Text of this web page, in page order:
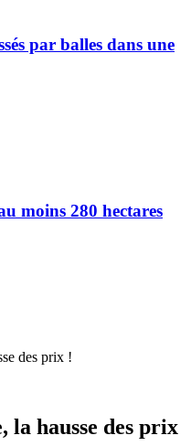
par balles dans une
moins 280 hectares
des prix !
la hausse des prix